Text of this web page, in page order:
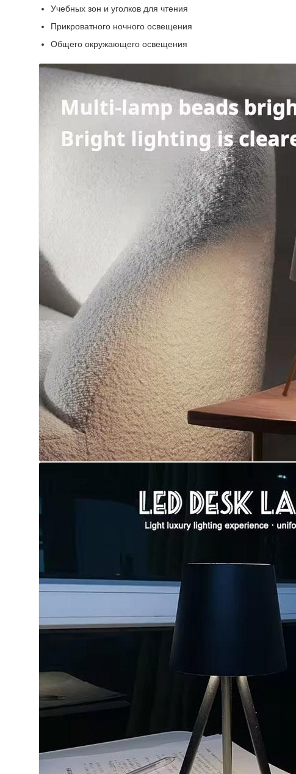
Учебных зон и уголков для чтения
Прикроватного ночного освещения
Общего окружающего освещения